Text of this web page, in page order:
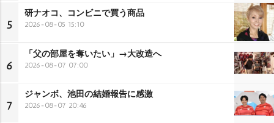
5
研ナオコ、コンビニで買う商品
2026-08-05 15:10
6
「父の部屋を奪いたい」→大改造へ
2026-08-07 07:00
7
ジャンボ、池田の結婚報告に感激
2026-08-07 20:46